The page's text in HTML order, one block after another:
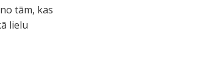
tām, kas
lielu